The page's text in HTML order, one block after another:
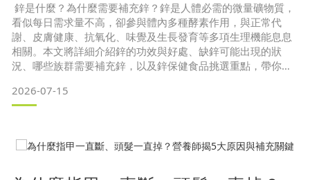
鋅是什麼？為什麼需要補充鋅？鋅是人體必需的微量礦物質，
看似每日需求量不高，卻參與體內多種酵素作用，與正常代
謝、皮膚健康、抗氧化、味覺及生長發育等多項生理機能息息
相關。本文將詳細介紹鋅的功效與好處、缺鋅可能出現的狀
況、哪些族群需要補充鋅，以及鋅保健食品挑選重點，帶你一
麼？5大鋅功效和好處
鋅的功效1. 維持正常代謝，幫助身體運作
鋅的功效3. 有助抗氧化
鋅的功效4. 維持味覺、食慾正常
2026-07-15